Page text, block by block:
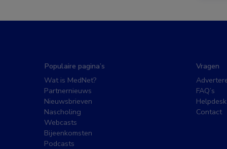
Populaire pagina’s
Wat is MedNet?
Partnernieuws
Nieuwsbrieven
Nascholing
Webcasts
Bijeenkomsten
Podcasts
Vragen
FAQ’s
Contact